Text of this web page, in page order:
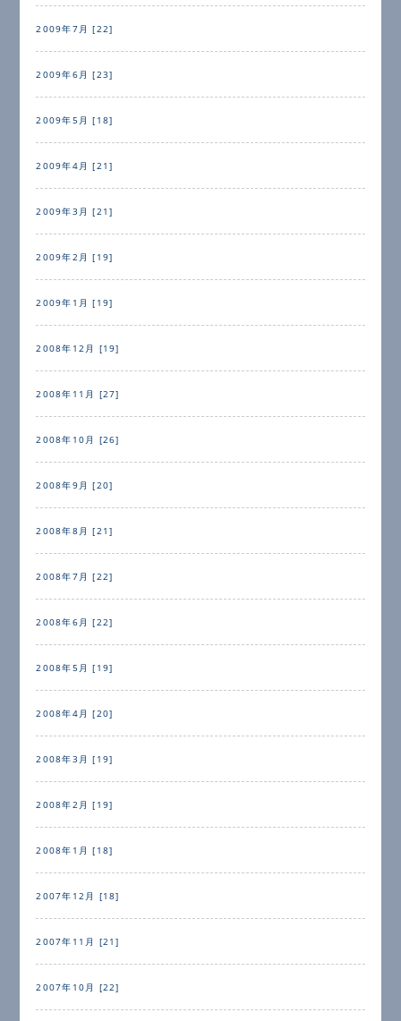
2009年7月 [22]
2009年6月 [23]
2009年5月 [18]
2009年4月 [21]
2009年3月 [21]
2009年2月 [19]
2009年1月 [19]
2008年12月 [19]
2008年11月 [27]
2008年10月 [26]
2008年9月 [20]
2008年8月 [21]
2008年7月 [22]
2008年6月 [22]
2008年5月 [19]
2008年4月 [20]
2008年3月 [19]
2008年2月 [19]
2008年1月 [18]
2007年12月 [18]
2007年11月 [21]
2007年10月 [22]